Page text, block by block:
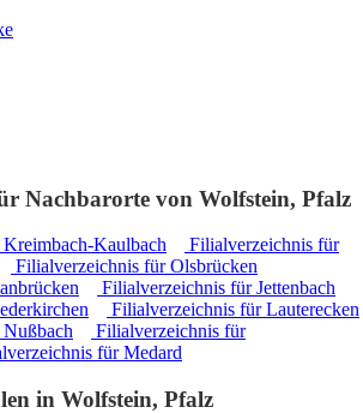
Nachbarorte von Wolfstein, Pfalz
Kaulbach
Filialverzeichnis für
Filialverzeichnis für Olsbrücken
Filialverzeichnis für Jettenbach
Filialverzeichnis für Lauterecken
Filialverzeichnis für
für Medard
in Wolfstein, Pfalz